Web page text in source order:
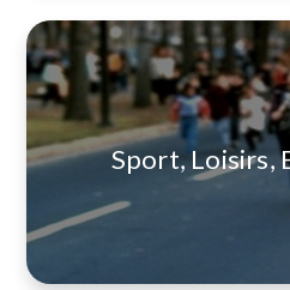
Sport, Loisirs,